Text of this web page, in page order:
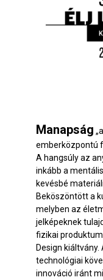
Manapság
emberközpontú
A hangsúly az
inkább a
kevésbé
Beköszöntött a
melyben az
jelképeknek
fizikai
Design
technológiai
innováció iránt